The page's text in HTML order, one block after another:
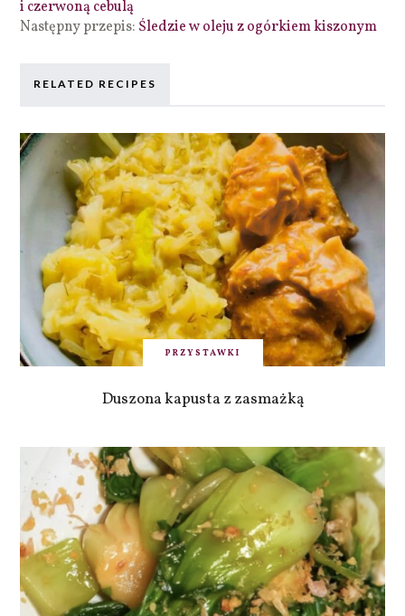
i czerwoną cebulą
Następny przepis: Śledzie w oleju z ogórkiem kiszonym
RELATED RECIPES
PRZYSTAWKI
Duszona kapusta z zasmażką